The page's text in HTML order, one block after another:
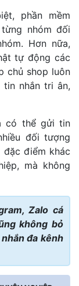
phần mềm
nhóm đối
Hơn nữa,
tự động các
chủ shop luôn
nhắn tri ân,
có thể gửi tin
đối tượng
điểm khác
mà không
Zalo cá
không bỏ
đa kênh